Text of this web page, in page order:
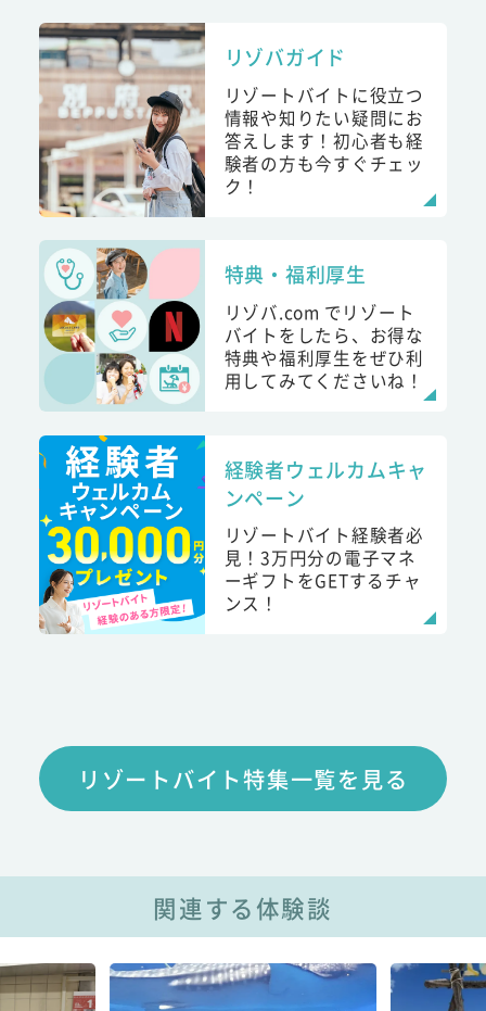
リゾバガイド
リゾートバイトに役立つ
情報や知りたい疑問にお
答えします！初心者も経
験者の方も今すぐチェッ
ク！
特典・福利厚生
リゾバ.com でリゾート
バイトをしたら、お得な
特典や福利厚生をぜひ利
用してみてくださいね！
経験者ウェルカムキャ
ンペーン
リゾートバイト経験者必
見！3万円分の電子マネ
ーギフトをGETするチャ
ンス！
リゾートバイト特集一覧を見る
関連する体験談